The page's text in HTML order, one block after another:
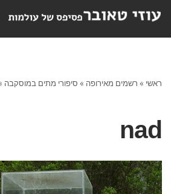
ראשי » רשמים מאירופה » סיפורי מתים במוסקבה
nad